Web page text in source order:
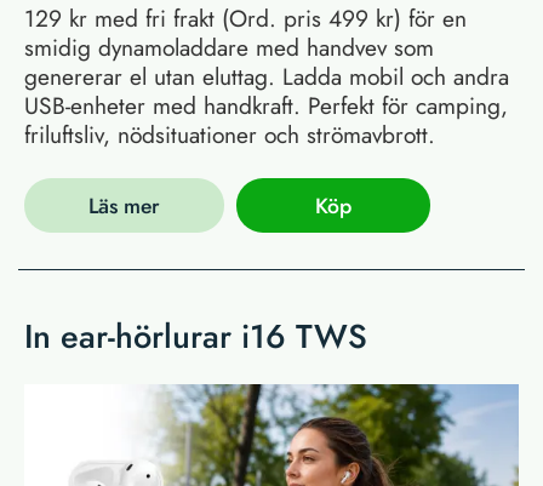
129 kr med fri frakt (Ord. pris 499 kr) för en
smidig dynamoladdare med handvev som
genererar el utan eluttag. Ladda mobil och andra
USB-enheter med handkraft. Perfekt för camping,
friluftsliv, nödsituationer och strömavbrott.
Läs mer Köp
In ear-hörlurar i16 TWS